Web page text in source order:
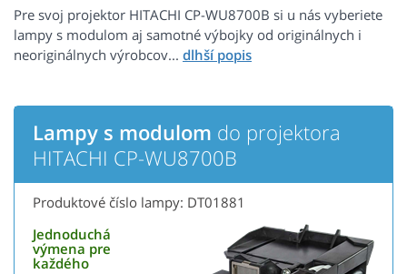
Pre svoj projektor HITACHI CP-WU8700B si u nás vyberiete
lampy s modulom aj samotné výbojky od originálnych i
neoriginálnych výrobcov...
Lampy s modulom do projektora
HITACHI CP-WU8700B
Produktové číslo lampy: DT01881
Jednoduchá
výmena pre
každého